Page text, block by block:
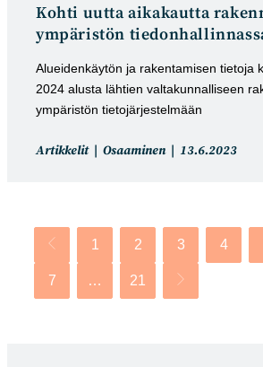
Kohti uutta aikakautta
ympäristön
Alueidenkäytön ja rakentamisen tietoja
2024 alusta lähtien valtakunnalliseen
ympäristön tietojärjestelmään
Artikkelin
Artikkelit Osaaminen
Artikkeli
13.6.2023
Siirry edelliselle sivulle
1 2 3 4
7 … 21 Siirry